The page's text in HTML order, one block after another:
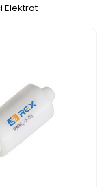
Elektrot